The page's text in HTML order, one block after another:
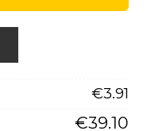
€3.91
€39.10